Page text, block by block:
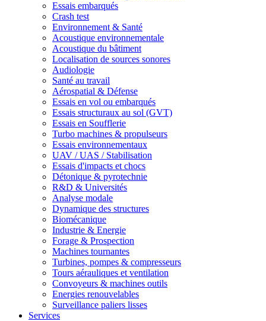
Essais embarqués
Crash test
Environnement & Santé
Acoustique environnementale
Acoustique du bâtiment
Localisation de sources sonores
Audiologie
Santé au travail
Aérospatial & Défense
Essais en vol ou embarqués
Essais structuraux au sol (GVT)
Essais en Soufflerie
Turbo machines & propulseurs
Essais environnementaux
UAV / UAS / Stabilisation
Essais d'impacts et chocs
Détonique & pyrotechnie
R&D & Universités
Analyse modale
Dynamique des structures
Biomécanique
Industrie & Energie
Forage & Prospection
Machines tournantes
Turbines, pompes & compresseurs
Tours aérauliques et ventilation
Convoyeurs & machines outils
Energies renouvelables
Surveillance paliers lisses
Services